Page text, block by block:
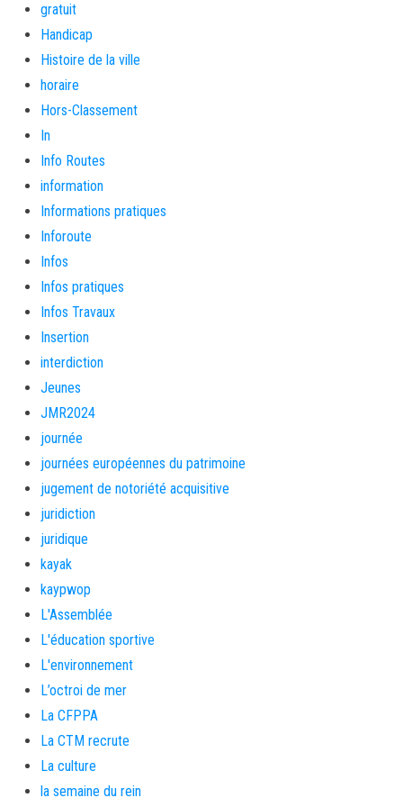
gratuit
Handicap
Histoire de la ville
horaire
Hors-Classement
In
Info Routes
information
Informations pratiques
Inforoute
Infos
Infos pratiques
Infos Travaux
Insertion
interdiction
Jeunes
JMR2024
journée
journées européennes du patrimoine
jugement de notoriété acquisitive
juridiction
juridique
kayak
kaypwop
L'Assemblée
L'éducation sportive
L'environnement
L’octroi de mer
La CFPPA
La CTM recrute
La culture
la semaine du rein